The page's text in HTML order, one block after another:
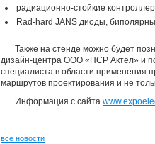
радиационно-стойкие
Rad-hard JANS диоды,
Также на стенде можно будет
дизайн-центра ООО «ПСР Актел» и
специалиста в области применения
маршрутов проектирования и не
Информация с сайта
все новости